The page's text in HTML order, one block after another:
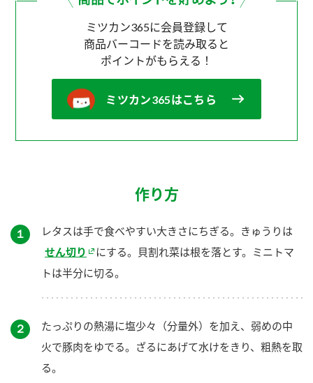
ミツカン365に会員登録して
商品バーコードを読み取ると
ポイントがもらえる！
ミツカン365はこちら
作り方
１
レタスは手で食べやすい大きさにちぎる。きゅうりは
せん切り
にする。貝割れ菜は根を落とす。ミニトマ
トは半分に切る。
２
たっぷりの熱湯に塩少々（分量外）を加え、弱めの中
火で豚肉をゆでる。ざるにあげて水けをきり、粗熱を取
る。